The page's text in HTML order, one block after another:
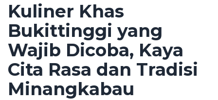
Kuliner Khas
Bukittinggi yang
Wajib Dicoba, Kaya
Cita Rasa dan Tradisi
Minangkabau